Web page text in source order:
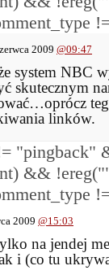
2009 @09:47
system NBC
skutecznym
linków.
"pingback"
&& !ereg("
2009 @15:03
na jendej
i (co tu